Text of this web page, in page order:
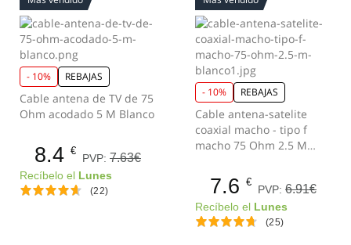
- 10% REBAJAS
Cable antena de TV de 75
Ohm acodado 5 M Blanco
8.4 €
PVP: 7.63€
Recíbelo el Lunes
(22)
- 10% REBAJAS
Cable antena-satelite
coaxial macho - tipo f
macho 75 Ohm 2.5 M
7.6 €
PVP: 6.91€
Recíbelo el Lunes
(25)